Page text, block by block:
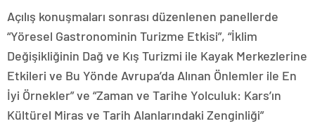
Açılış konuşmaları sonrası düzenlenen panellerde
“Yöresel Gastronominin Turizme Etkisi”, “İklim
Değişikliğinin Dağ ve Kış Turizmi ile Kayak Merkezlerine
Etkileri ve Bu Yönde Avrupa’da Alınan Önlemler ile En
İyi Örnekler” ve “Zaman ve Tarihe Yolculuk: Kars’ın
Kültürel Miras ve Tarih Alanlarındaki Zenginliği”